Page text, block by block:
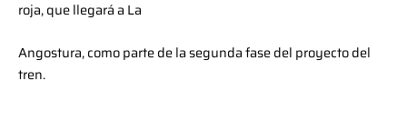
roja, que llegará a La
Angostura, como parte de la segunda fase del proyecto del
tren.